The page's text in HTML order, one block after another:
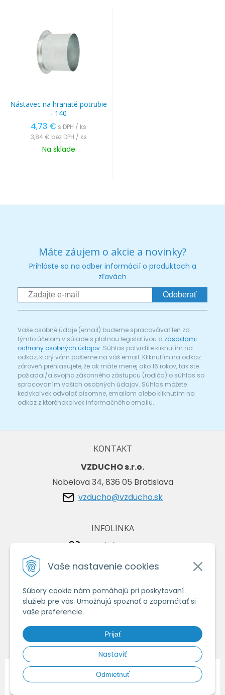
Vaše nastavenie cookies
Súbory cookie nám pomáhajú pri poskytovaní
služieb pre vás. Umožňujú spoznať a zapamätať si
vaše preferencie.
Prijať
Nastaviť
Odmietnuť
Nástavec na hranaté potrubie
- 140
4,73 € s DPH / ks
3,84 € bez DPH / ks
Na sklade
Máte záujem o akcie a novinky?
Prihláste sa na odber informácií o produktoch a
zľavách
Odoberať
Vaše osobné údaje (email) budeme spracovávať len za
týmto účelom v súlade s platnou legislatívou a zásadami
ochrany osobných údajov. Súhlas potvrdíte kliknutím na
odkaz, ktorý vám pošleme na váš email. Kliknutím na odkaz
zároveň prehlasujete, že ak máte menej ako 16 rokov, tak ste
požiadal/a svojho zákonného zástupcu (rodiča) o súhlas so
spracovaním vašich osobných údajov. Súhlas môžete
kedykoľvek odvolať písomne, emailom alebo kliknutím na
odkaz z ktoréhokoľvek informačného emailu.
KONTAKT
VZDUCHO s.r.o.
Nobelova 34, 836 05 Bratislava
vzducho@vzducho.sk
INFOLINKA
+421/2/4464 0134
+421/903 729 042
VŠETKO O NÁKUPE
Obchodné podmienky
Ochrana osobných údajov
Ako nakupovať
© 2026 Vzduchoshop.sk - Váš obchod so vzduchotechnikou •
tvorba